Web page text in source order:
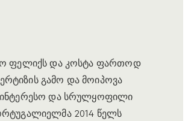
ფელიქს და კოსტა ფართოდ
გამო და მოიპოვა
და სრულყოფილი
2014 წელს